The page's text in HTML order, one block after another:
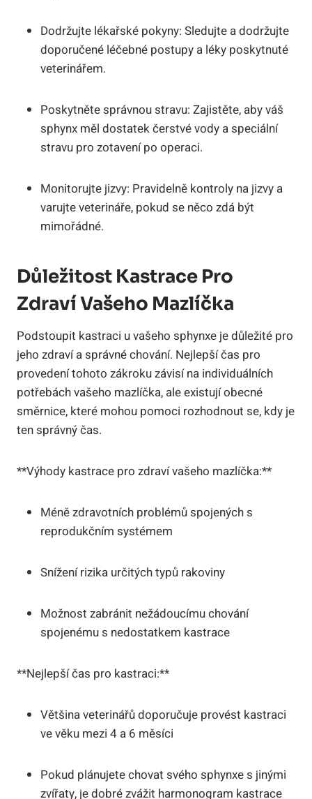
Dodržujte lékařské pokyny: Sledujte a dodržujte
doporučené léčebné postupy a léky poskytnuté
veterinářem.
Poskytněte správnou stravu: Zajistěte, aby váš
sphynx měl dostatek čerstvé vody a speciální
stravu pro zotavení po operaci.
Monitorujte jizvy: Pravidelně kontroly na jizvy a
varujte veterináře, pokud se něco zdá být
mimořádné.
Důležitost Kastrace Pro
Zdraví Vašeho Mazlíčka
Podstoupit kastraci u vašeho sphynxe je důležité pro
jeho zdraví a správné chování. Nejlepší čas pro
provedení tohoto zákroku závisí na individuálních
potřebách vašeho mazlíčka, ale existují obecné
směrnice, které mohou pomoci rozhodnout se, kdy je
ten správný čas.
**Výhody kastrace pro zdraví vašeho mazlíčka:**
Méně zdravotních problémů spojených s
reprodukčním systémem
Snížení rizika určitých typů rakoviny
Možnost zabránit nežádoucímu chování
spojenému s nedostatkem kastrace
**Nejlepší čas pro kastraci:**
Většina veterinářů doporučuje provést kastraci
ve věku mezi 4 a 6 měsíci
Pokud plánujete chovat svého sphynxe s jinými
zvířaty, je dobré zvážit harmonogram kastrace